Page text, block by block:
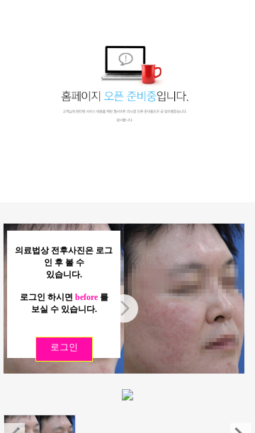
의료법상 전후사진은 로그
인 후 볼 수
있습니다.
로그인 하시면 before를
보실 수 있습니다.